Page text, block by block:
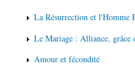
La Résurrection et l'Homme
Le Mariage : Alliance, grâce
Amour et fécondité